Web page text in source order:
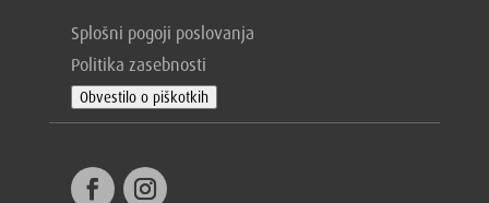
Splošni pogoji poslovanja
Politika zasebnosti
Obvestilo o piškotkih